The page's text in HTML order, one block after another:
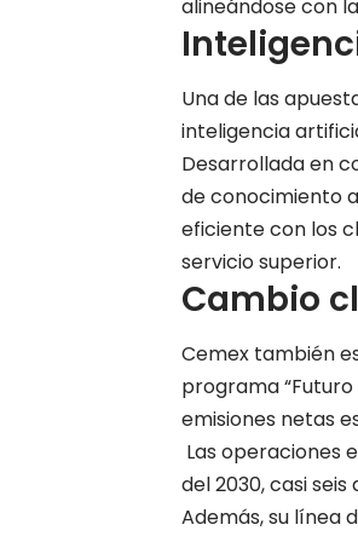
alineándose con
Una de las
inteligencia
Desarrollada en
de conocimiento
eficiente con los
servicio superior.
Cambio
Cemex también
programa “Futuro
emisiones netas
Las operaciones
del 2030, casi
Además, su línea